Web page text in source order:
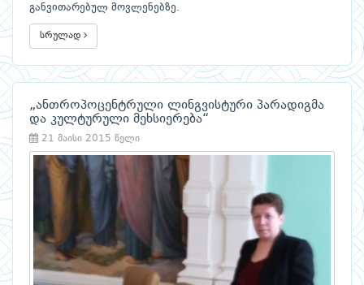
განვითარებულ მოვლენებზე.
სრულად
„ანთროპოცენტრული ლინგვისტური პარადიგმა
და კულტურული მეხსიერება“
21 მაისი 2015 წელი